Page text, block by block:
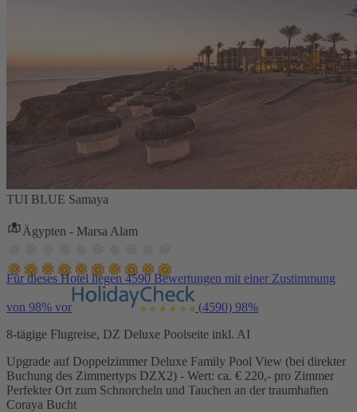
TUI BLUE Samaya
Ägypten - Marsa Alam
Für dieses Hotel liegen 4590 Bewertungen mit einer Zustimmung
von 98% vor (4590) 98%
8-tägige Flugreise, DZ Deluxe Poolseite inkl. AI
Upgrade auf Doppelzimmer Deluxe Family Pool View (bei direkter
Buchung des Zimmertyps DZX2) - Wert: ca. € 220,- pro Zimmer
Perfekter Ort zum Schnorcheln und Tauchen an der traumhaften
Coraya Bucht